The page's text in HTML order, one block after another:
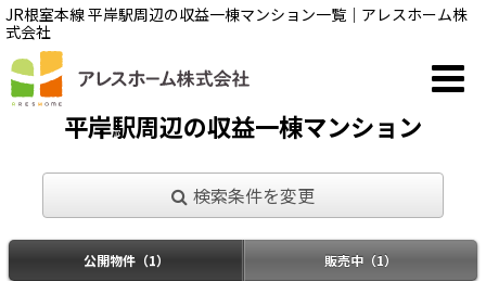
JR根室本線 平岸駅周辺の収益一棟マンション一覧｜アレスホーム株
式会社
平岸駅周辺の収益一棟マンション
検索条件を変更
公開物件（1） 販売中（1）